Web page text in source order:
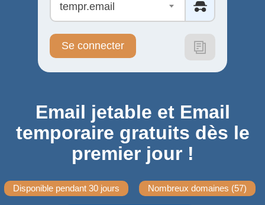
Email jetable et Email
temporaire gratuits dès le
premier jour !
Disponible pendant 30 jours Nombreux domaines (57)
tempr.email
Se connecter